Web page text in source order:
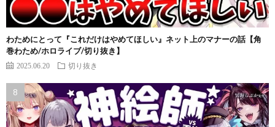
わためにとって『これだけはやめてほしい』ネット上のマナーの話【角
巻わため/ホロライブ/切り抜き】
2025.06.20 切り抜き